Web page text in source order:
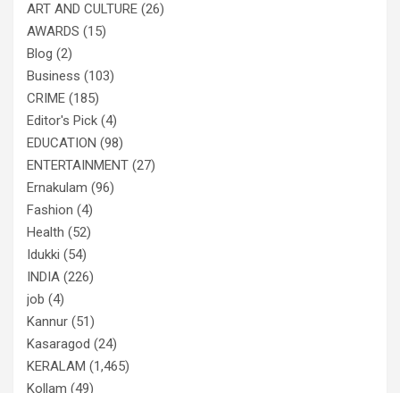
ART AND CULTURE (26)
AWARDS (15)
Blog (2)
Business (103)
CRIME (185)
Editor's Pick (4)
EDUCATION (98)
ENTERTAINMENT (27)
Ernakulam (96)
Fashion (4)
Health (52)
Idukki (54)
INDIA (226)
job (4)
Kannur (51)
Kasaragod (24)
KERALAM (1,465)
Kollam (49)